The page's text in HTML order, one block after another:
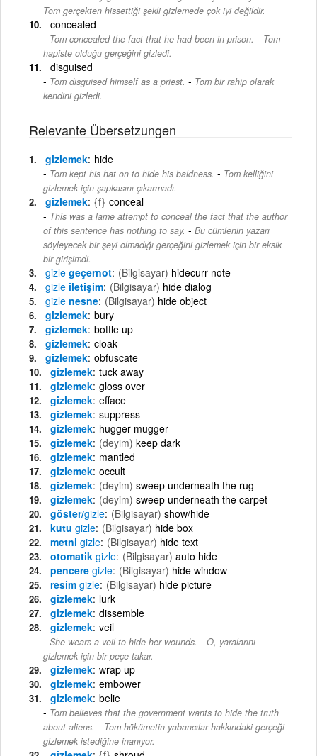
Tom gerçekten hissettiği şekli gizlemede çok iyi değildir.
concealed
Tom concealed the fact that he had been in prison. - Tom
hapiste olduğu gerçeğini gizledi.
disguised
Tom disguised himself as a priest. - Tom bir rahip olarak
kendini gizledi.
Relevante Übersetzungen
gizlemek hide
Tom kept his hat on to hide his baldness. - Tom kelliğini
gizlemek için şapkasını çıkarmadı.
gizlemek {f} conceal
This was a lame attempt to conceal the fact that the author
of this sentence has nothing to say. - Bu cümlenin yazarı
söyleyecek bir şeyi olmadığı gerçeğini gizlemek için bir eksik
bir girişimdi.
gizle geçernot (Bilgisayar) hidecurr note
gizle iletişim (Bilgisayar) hide dialog
gizle nesne (Bilgisayar) hide object
gizlemek bury
gizlemek bottle up
gizlemek cloak
gizlemek obfuscate
gizlemek tuck away
gizlemek gloss over
gizlemek efface
gizlemek suppress
gizlemek hugger-mugger
gizlemek (deyim) keep dark
gizlemek mantled
gizlemek occult
gizlemek (deyim) sweep underneath the rug
gizlemek (deyim) sweep underneath the carpet
göster/gizle (Bilgisayar) show/hide
kutu gizle (Bilgisayar) hide box
metni gizle (Bilgisayar) hide text
otomatik gizle (Bilgisayar) auto hide
pencere gizle (Bilgisayar) hide window
resim gizle (Bilgisayar) hide picture
gizlemek lurk
gizlemek dissemble
gizlemek veil
She wears a veil to hide her wounds. - O, yaralarını
gizlemek için bir peçe takar.
gizlemek wrap up
gizlemek embower
gizlemek belie
Tom believes that the government wants to hide the truth
about aliens. - Tom hükümetin yabancılar hakkındaki gerçeği
gizlemek istediğine inanıyor.